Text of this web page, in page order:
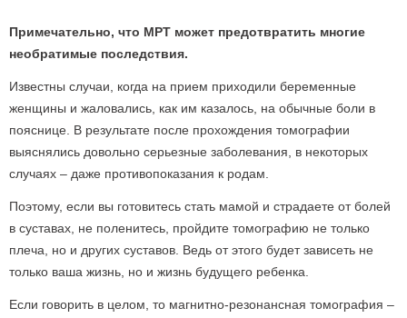
Примечательно, что МРТ может предотвратить многие
необратимые последствия.
Известны случаи, когда на прием приходили беременные
женщины и жаловались, как им казалось, на обычные боли в
пояснице. В результате после прохождения томографии
выяснялись довольно серьезные заболевания, в некоторых
случаях – даже противопоказания к родам.
Поэтому, если вы готовитесь стать мамой и страдаете от болей
в суставах, не поленитесь, пройдите томографию не только
плеча, но и других суставов. Ведь от этого будет зависеть не
только ваша жизнь, но и жизнь будущего ребенка.
Если говорить в целом, то магнитно-резонансная томография –